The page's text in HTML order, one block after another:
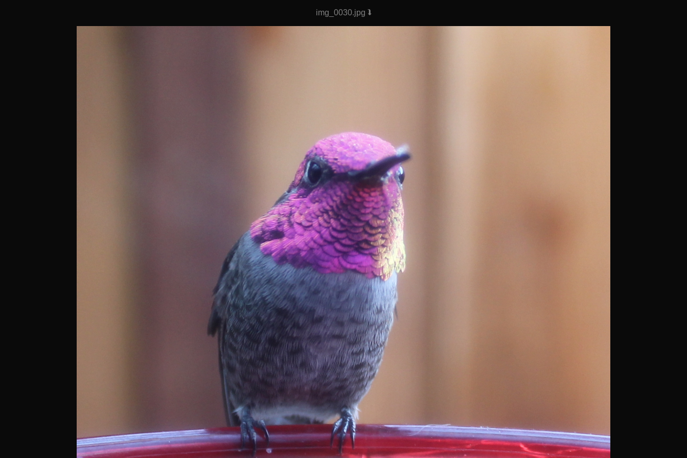
img_0030.jpg